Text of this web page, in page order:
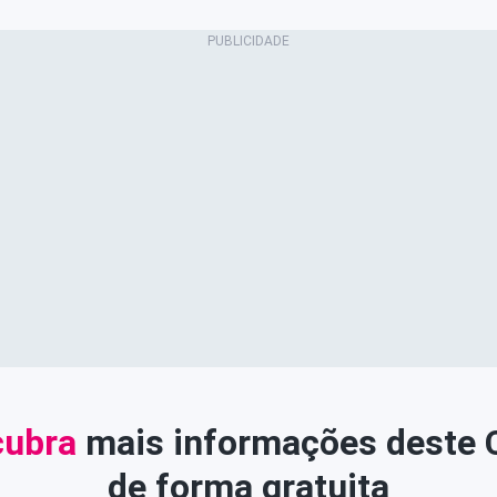
mais informações deste
de forma gratuita